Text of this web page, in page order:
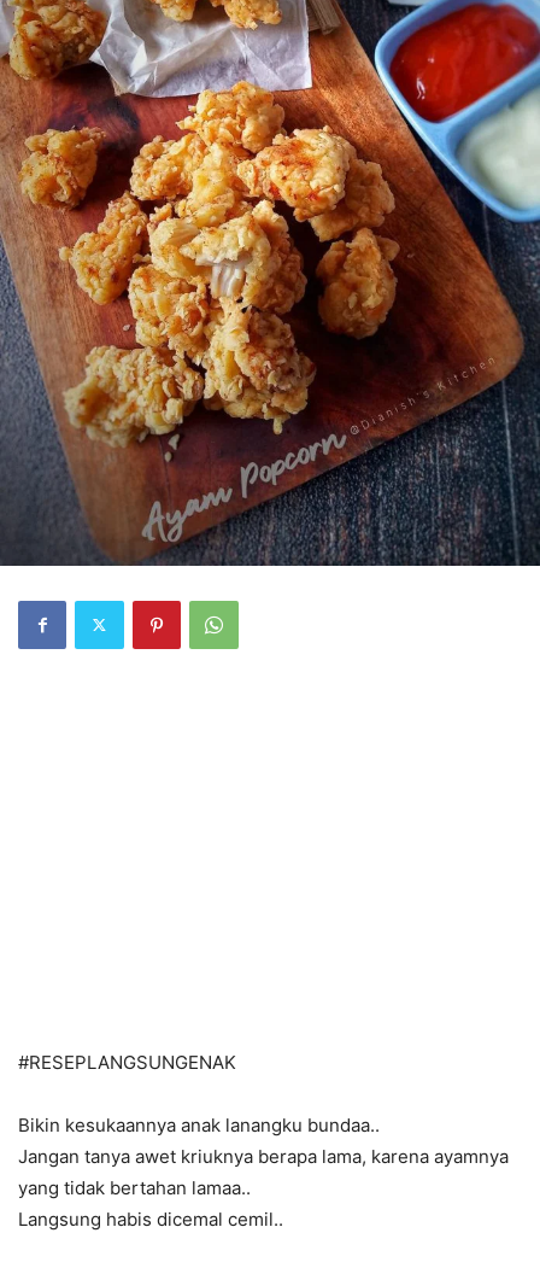
#RESEPLANGSUNGENAK
Bikin kesukaannya anak lanangku bundaa..
Jangan tanya awet kriuknya berapa lama, karena ayamnya
yang tidak bertahan lamaa..
Langsung habis dicemal cemil..